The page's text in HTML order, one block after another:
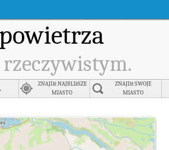
ZNAJDź NAJBLIżSZE
MIASTO
ZNAJDź SWOJE
MIASTO